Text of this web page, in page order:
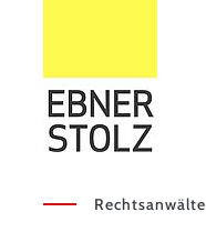
Rechtsanwälte